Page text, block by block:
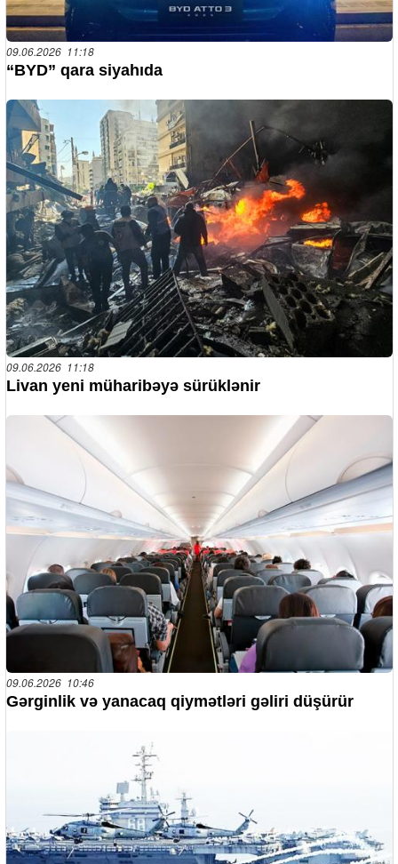
09.06.2026 11:18
“BYD” qara siyahıda
09.06.2026 11:18
Livan yeni müharibəyə sürüklənir
09.06.2026 10:46
Gərginlik və yanacaq qiymətləri gəliri düşürür